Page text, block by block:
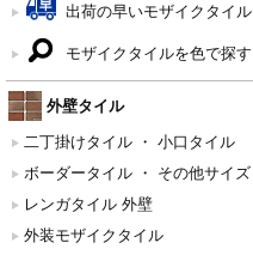
出荷の早いモザイクタイル
モザイクタイルを色で探す
外壁タイル
二丁掛けタイル ・ 小口タイル
ボーダータイル ・ その他サイズ
レンガタイル 外壁
外装モザイクタイル